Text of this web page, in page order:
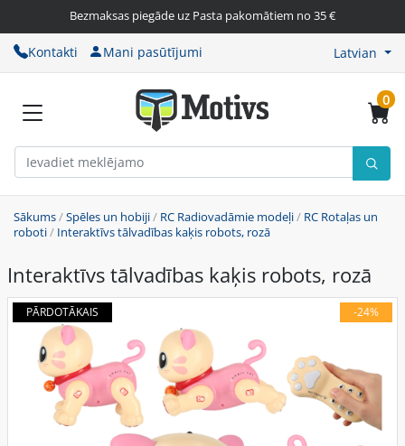
Bezmaksas piegāde uz Pasta pakomātiem no 35 €
Kontakti Mani pasūtījumi Latvian
0
Sākums/Spēles un hobiji/ RC Radiovadāmie modeļi/ RC Rotaļas un
roboti/ Interaktīvs tālvadības kaķis robots, rozā
Interaktīvs tālvadības kaķis robots, rozā
PĀRDOTĀKAIS -24%